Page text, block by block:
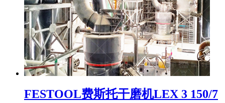
FESTOOL费斯托干磨机LEX 3 150/7